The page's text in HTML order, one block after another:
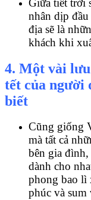
Giữa tiết trời
nhân dịp
địa sẽ là
khách khi
4. Một vài
tết của người
biết
Cũng giống
mà tất cả
bên gia
dành cho
phong bao lì
phúc và sum